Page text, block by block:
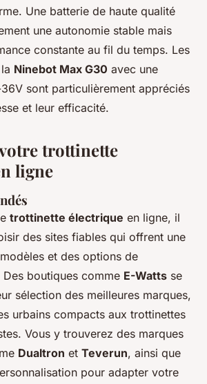
Une batterie de haute qualité
une autonomie stable mais
constante au fil du temps. Les
Ninebot Max G30 avec une
sont particulièrement appréciés
et leur efficacité.
trottinette
ligne
trottinette électrique en ligne, il
des sites fiables qui offrent une
et des options de
boutiques comme E-Watts se
sélection des meilleures marques,
urbains compacts aux trottinettes
Vous y trouverez des marques
Dualtron et Teverun, ainsi que
pour adapter votre